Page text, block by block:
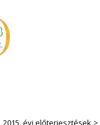
2015. évi előterjesztések